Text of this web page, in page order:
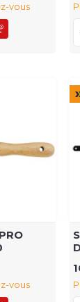
vous
vous